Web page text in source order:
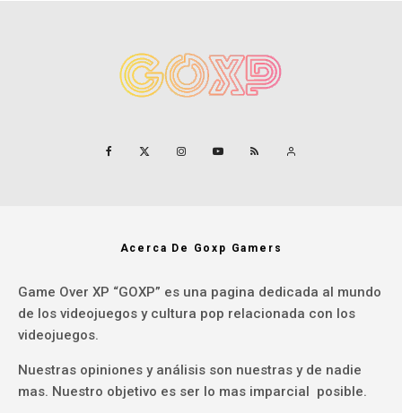
Acerca De Goxp Gamers
Game Over XP “GOXP” es una pagina dedicada al mundo
de los videojuegos y cultura pop relacionada con los
videojuegos.
Nuestras opiniones y análisis son nuestras y de nadie
mas. Nuestro objetivo es ser lo mas imparcial posible.